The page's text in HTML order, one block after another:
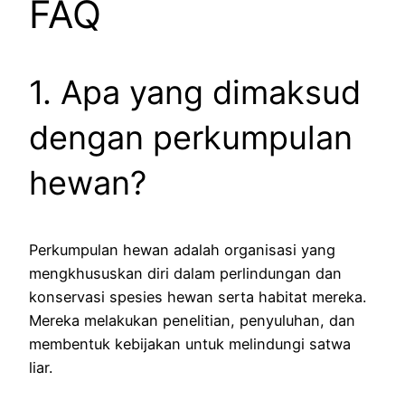
FAQ
1. Apa yang dimaksud
dengan perkumpulan
hewan?
Perkumpulan hewan adalah organisasi yang
mengkhususkan diri dalam perlindungan dan
konservasi spesies hewan serta habitat mereka.
Mereka melakukan penelitian, penyuluhan, dan
membentuk kebijakan untuk melindungi satwa
liar.